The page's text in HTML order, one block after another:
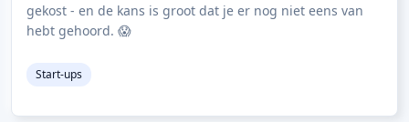
gekost - en de kans is groot dat je er nog niet eens van
hebt gehoord. 😱
Start-ups